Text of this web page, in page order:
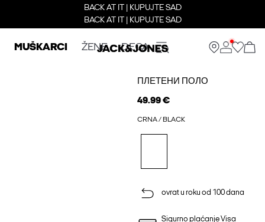
BACK AT IT | KUPUJTE SAD
BACK AT IT | KUPUJTE SAD
MUŠKARCI ŽENE DECA
ПЛЕТЕНИ ПОЛО
49.99 €
CRNA / BLACK
ovrat u roku od 100 dana
Sigurno plaćanje Visa